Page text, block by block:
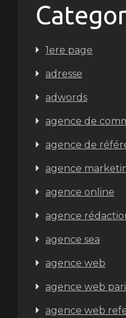
1ere page
adresse
adwords
agence de
agence de
agence
agence online
agence
agence sea
agence web
agence web
agence web